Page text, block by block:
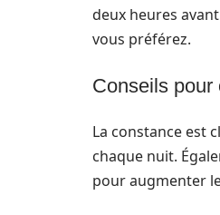
deux heures
vous préférez.
Conseils pour
La constance est
chaque nuit.
pour augmenter